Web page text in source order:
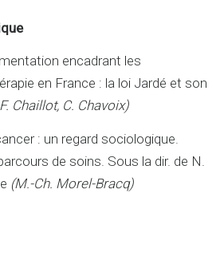
encadrant les
en France : la loi Jardé et son
Chaillot, C. Chavoix)
: un regard sociologique.
de soins. Sous la dir. de N.
(M.-Ch. Morel-Bracq)